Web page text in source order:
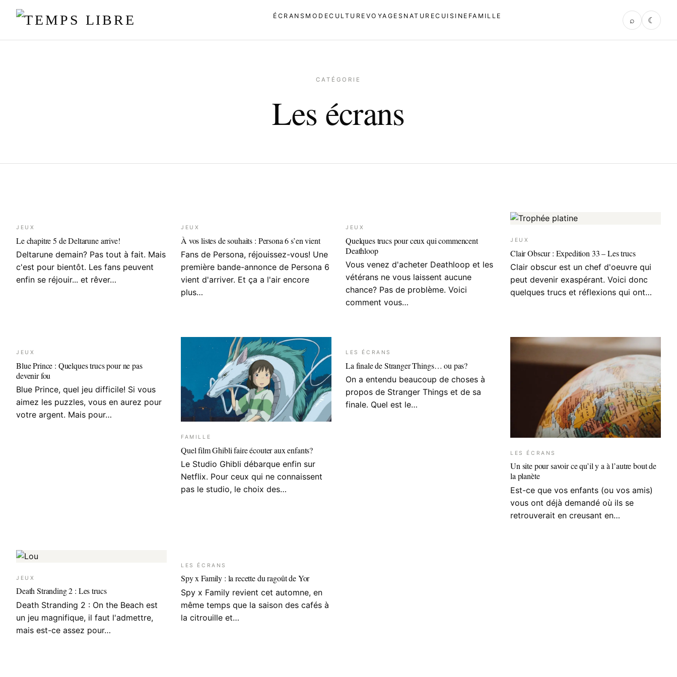
ÉCRANS MODECULTURE VOYAGES NATURECUISINE FAMILLE ⌕ ☾
CATÉGORIE
Les écrans
JEUX
Le chapitre 5 de Deltarune arrive!
Deltarune demain? Pas tout à fait. Mais
c'est pour bientôt. Les fans peuvent
enfin se réjouir... et rêver…
JEUX
À vos listes de souhaits : Persona 6 s’en vient
Fans de Persona, réjouissez-vous! Une
première bande-annonce de Persona 6
vient d'arriver. Et ça a l'air encore
plus…
JEUX
Quelques trucs pour ceux qui commencent
Deathloop
Vous venez d'acheter Deathloop et les
vétérans ne vous laissent aucune
chance? Pas de problème. Voici
comment vous…
JEUX
Clair Obscur : Expedition 33 – Les trucs
Clair obscur est un chef d'oeuvre qui
peut devenir exaspérant. Voici donc
quelques trucs et réflexions qui ont…
JEUX
Blue Prince : Quelques trucs pour ne pas
devenir fou
Blue Prince, quel jeu difficile! Si vous
aimez les puzzles, vous en aurez pour
votre argent. Mais pour…
FAMILLE
Quel film Ghibli faire écouter aux enfants?
Le Studio Ghibli débarque enfin sur
Netflix. Pour ceux qui ne connaissent
pas le studio, le choix des…
LES ÉCRANS
La finale de Stranger Things… ou pas?
On a entendu beaucoup de choses à
propos de Stranger Things et de sa
finale. Quel est le…
LES ÉCRANS
Un site pour savoir ce qu’il y a à l’autre bout de
la planète
Est-ce que vos enfants (ou vos amis)
vous ont déjà demandé où ils se
retrouverait en creusant en…
JEUX
Death Stranding 2 : Les trucs
Death Stranding 2 : On the Beach est
un jeu magnifique, il faut l'admettre,
mais est-ce assez pour…
LES ÉCRANS
Spy x Family : la recette du ragoût de Yor
Spy x Family revient cet automne, en
même temps que la saison des cafés à
la citrouille et…